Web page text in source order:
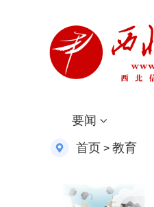
要闻
首页 > 教育